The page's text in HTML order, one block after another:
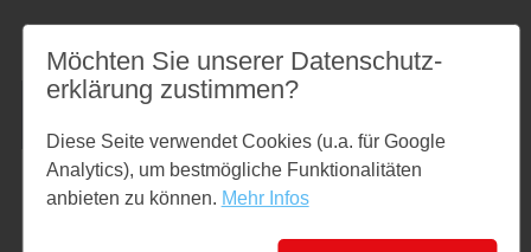
Beschreibung
Möchten Sie unserer Datenschutz­
erklärung zustimmen?
Diese Seite verwendet Cookies (u.a. für Google
Analytics), um bestmögliche Funktionalitäten
anbieten zu können. Mehr Infos